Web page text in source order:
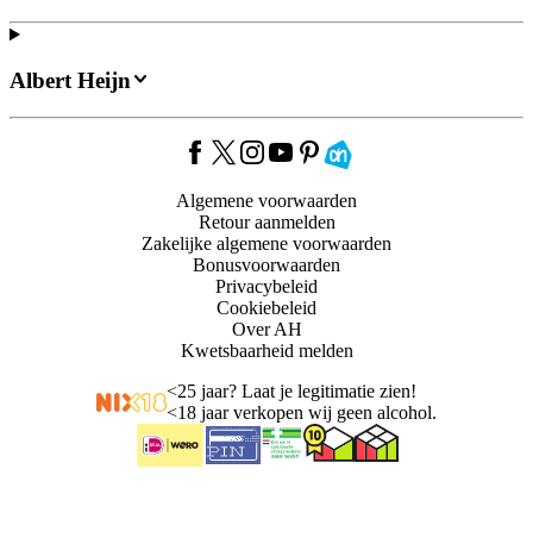
Albert Heijn
Algemene voorwaarden
Retour aanmelden
Zakelijke algemene voorwaarden
Bonusvoorwaarden
Privacybeleid
Cookiebeleid
Over AH
Kwetsbaarheid melden
<25 jaar? Laat je legitimatie zien!
<18 jaar verkopen wij geen alcohol.